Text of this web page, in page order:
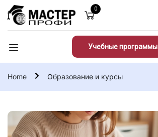
0
Учебные программы
Home Образование и курсы